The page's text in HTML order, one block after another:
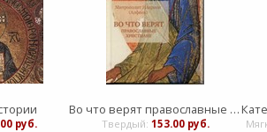
руб.
Во что верят православные христиане
Твердый: 153.00 руб.